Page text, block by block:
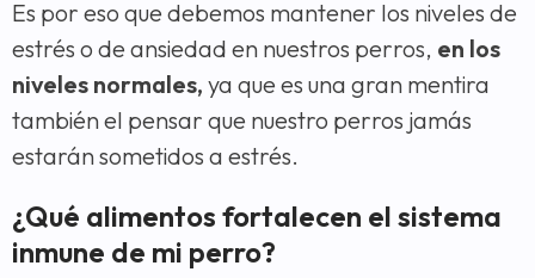
Es por eso que debemos mantener los niveles de
estrés o de ansiedad en nuestros perros, en los
niveles normales, ya que es una gran mentira
también el pensar que nuestro perros jamás
estarán sometidos a estrés.
¿Qué alimentos fortalecen el sistema
inmune de mi perro?